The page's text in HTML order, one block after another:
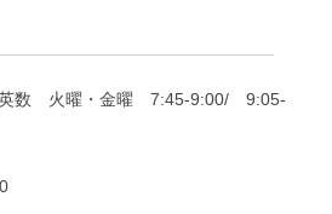
英数 火曜・金曜 7:45-9:00/ 9:05-